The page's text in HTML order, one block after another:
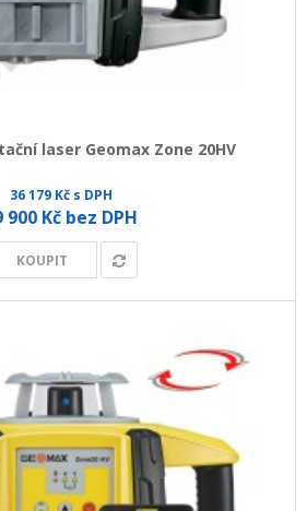
laser Geomax Zone 20HV
36 179 Kč s DPH
900 Kč bez DPH
KOUPIT